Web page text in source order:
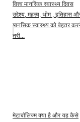
विश्व मानसिक स्वास्थ्य दिवस
उद्देश्य, महत्त्व, थीम , इतिहास
मानसिक स्वास्थ्य को बेहतर
तरी...
मेटाबॉलिज्म क्या है और यह कैसे